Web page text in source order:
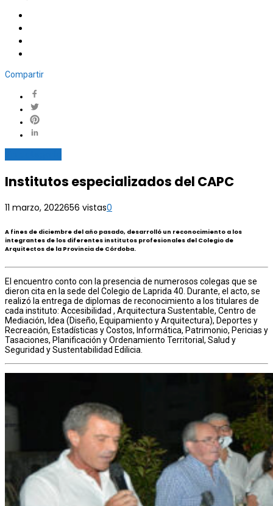
Compartir
Institutos especializados del CAPC
11 marzo, 2022656 vistas0
A fines de diciembre del año pasado, desarrolló un reconocimiento a los
integrantes de los diferentes institutos profesionales del Colegio de
Arquitectos de la Provincia de Córdoba.
El encuentro conto con la presencia de numerosos colegas que se
dieron cita en la sede del Colegio de Laprida 40. Durante, el acto, se
realizó la entrega de diplomas de reconocimiento a los titulares de
cada instituto: Accesibilidad , Arquitectura Sustentable, Centro de
Mediación, Idea (Diseño, Equipamiento y Arquitectura), Deportes y
Recreación, Estadísticas y Costos, Informática, Patrimonio, Pericias y
Tasaciones, Planificación y Ordenamiento Territorial, Salud y
Seguridad y Sustentabilidad Edilicia.